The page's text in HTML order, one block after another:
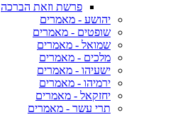
פרשת וזאת הברכה
יהושע - מאמרים
שופטים - מאמרים
שמואל - מאמרים
מלכים - מאמרים
ישעיהו - מאמרים
ירמיהו - מאמרים
יחזקאל - מאמרים
תרי עשר - מאמרים